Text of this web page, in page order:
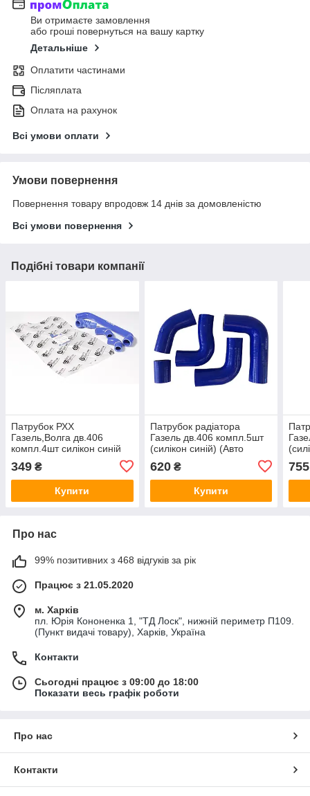
Ви отримаєте замовлення
або гроші повернуться на вашу картку
Детальніше
Оплатити частинами
Післяплата
Оплата на рахунок
Всі умови оплати
Умови повернення
Повернення товару впродовж 14 днів за домовленістю
Всі умови повернення
Подібні товари компанії
Патрубок РХХ
Газель,Волга дв.406
компл.4шт силiкон синiй
406.1014075-10/02-10/03-
1
349 ₴
Купити
Патрубок радiатора
Газель дв.406 компл.5шт
(силiкон синiй) (Авто
Престиж) 33021-1303026-
10/53-..10
620₴
Купити
02
755
Про нас
99% позитивних з 468 відгуків за рік
Працює з 21.05.2020
м. Харків
пл. Юрія Кононенка 1, "ТД Лоск", нижній периметр П109.
(Пункт видачі товару), Харків, Україна
Контакти
Сьогодні працює з 09:00 до 18:00
Показати весь графік роботи
Про нас
Контакти